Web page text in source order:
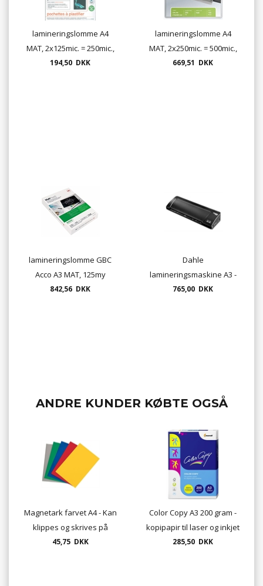
lamineringslomme A4
MAT, 2x125mic. = 250mic.,
100/pk.
194,50 DKK
lamineringslomme A4
MAT, 2x250mic. = 500mic.,
100/pk.
669,51 DKK
lamineringslomme GBC
Acco A3 MAT, 125my
842,56 DKK
Dahle
lamineringsmaskine A3 -
70203
765,00 DKK
ANDRE KUNDER KØBTE OGSÅ
Magnetark farvet A4 - Kan
klippes og skrives på
45,75 DKK
Color Copy A3 200 gram -
kopipapir til laser og inkjet
285,50 DKK